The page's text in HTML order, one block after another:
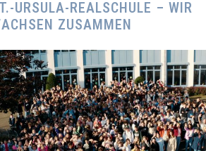
URSULA-REALSCHULE – WIR
ZUSAMMEN